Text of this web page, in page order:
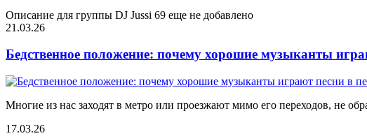
Описание для группы DJ Jussi 69 еще не добавлено
21.03.26
Бедственное положение: почему хорошие музыканты
Многие из нас заходят в метро или проезжают мимо его переходов, не
17.03.26